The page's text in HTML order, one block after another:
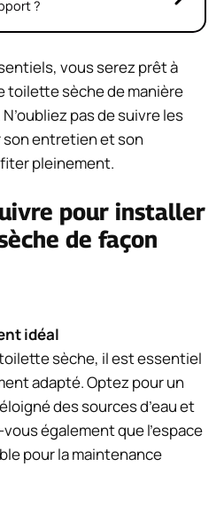
?
vous serez prêt à
toilette sèche de manière
pas de suivre les
entretien et son
pleinement.
pour installer
de façon
idéal
sèche, il est essentiel
adapté. Optez pour un
des sources d’eau et
également que l’espace
pour la maintenance